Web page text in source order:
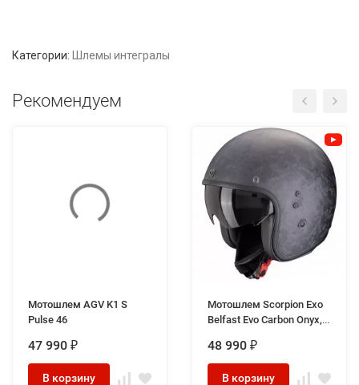
Категории: Шлемы интегралы
Рекомендуем
Мотошлем AGV K1 S
Pulse 46
47 990 ₽
В корзину
Мотошлем Scorpion Exo
Belfast Evo Carbon Onyx,
48 990 ₽
В корзину